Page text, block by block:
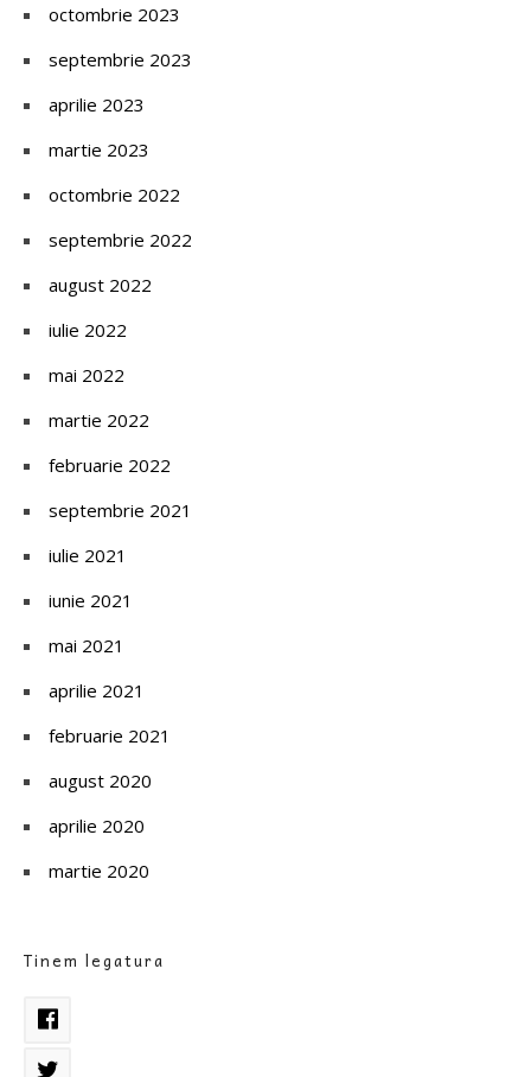
octombrie 2023
septembrie 2023
aprilie 2023
martie 2023
octombrie 2022
septembrie 2022
august 2022
iulie 2022
mai 2022
martie 2022
februarie 2022
septembrie 2021
iulie 2021
iunie 2021
mai 2021
aprilie 2021
februarie 2021
august 2020
aprilie 2020
martie 2020
Tinem legatura